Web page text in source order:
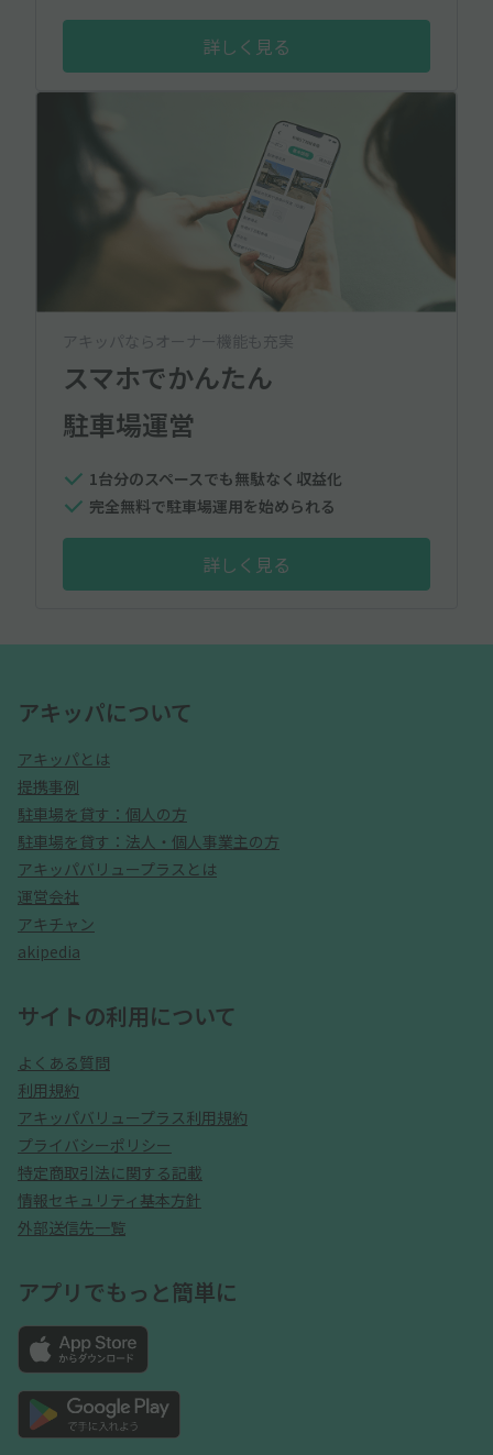
詳しく見る
アキッパならオーナー機能も充実
スマホでかんたん
駐車場運営
1台分のスペースでも無駄なく収益化
完全無料で駐車場運用を始められる
詳しく見る
アキッパについて
アキッパとは
提携事例
駐車場を貸す：個人の方
駐車場を貸す：法人・個人事業主の方
アキッパバリュープラスとは
運営会社
アキチャン
akipedia
サイトの利用について
よくある質問
利用規約
アキッパバリュープラス利用規約
プライバシーポリシー
特定商取引法に関する記載
情報セキュリティ基本方針
外部送信先一覧
アプリでもっと簡単に